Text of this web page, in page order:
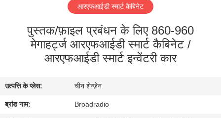
फैक्टरी
यात्रा
आरएफआईडी स्मार्ट कैबिनेट
पुस्तक/फ़ाइल प्रबंधन के लिए 860-960
मेगाहर्ट्ज आरएफआईडी स्मार्ट कैबिनेट /
आरएफआईडी स्मार्ट इन्वेंटरी कार
उत्पत्ति के प्लेस: चीन शेन्ज़ेन
ब्रांड नाम: Broadradio